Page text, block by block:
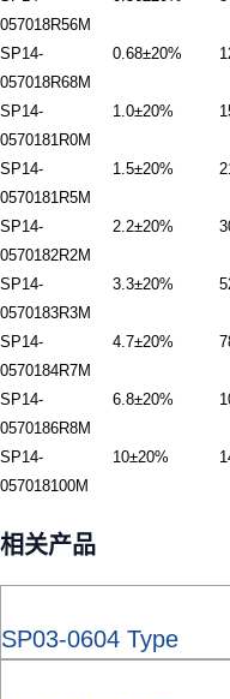
057018R56M
SP14-
057018R68M
0.68±20%
SP14-
0570181R0M
1.0±20%
SP14-
0570181R5M
1.5±20%
SP14-
0570182R2M
2.2±20%
SP14-
0570183R3M
3.3±20%
SP14-
0570184R7M
4.7±20%
SP14-
0570186R8M
6.8±20%
SP14-
057018100M
10±20%
相关产品
SP03-0604 Type